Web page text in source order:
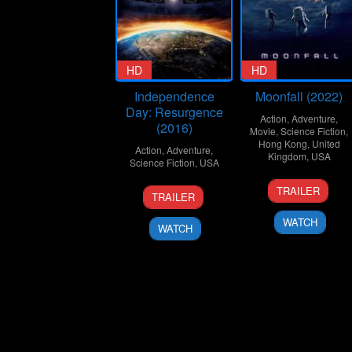
HD
Independence
Day: Resurgence
(2016)
Action, Adventure,
Science Fiction, USA
22
Jun
2016
Roland
Emmerich
TRAILER
WATCH
HD
Moonfall (2022)
Action, Adventure,
Movie, Science Fiction,
Hong Kong, United
Kingdom, USA
3
Feb
2022
Roland
Emmerich
TRAILER
WATCH